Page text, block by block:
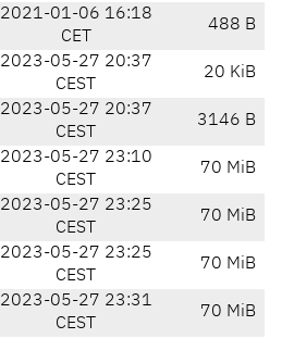
2021-01-06 16:18
CET
488 B
2023-05-27 20:37
CEST
20 KiB
2023-05-27 20:37
CEST
3146 B
2023-05-27 23:10
CEST
70 MiB
2023-05-27 23:25
CEST
70 MiB
2023-05-27 23:25
CEST
70 MiB
2023-05-27 23:31
CEST
70 MiB